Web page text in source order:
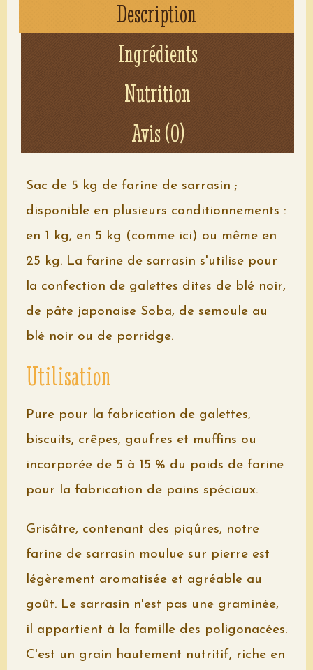
Voir le détail
Description
Ingrédients
Nutrition
Avis (0)
Sac de 5 kg de farine de sarrasin ;
disponible en plusieurs conditionnements :
en 1 kg, en 5 kg (comme ici) ou même en
25 kg. La farine de sarrasin s'utilise pour
la confection de galettes dites de blé noir,
de pâte japonaise Soba, de semoule au
blé noir ou de porridge.
Utilisation
Pure pour la fabrication de galettes,
biscuits, crêpes, gaufres et muffins ou
incorporée de 5 à 15 % du poids de farine
pour la fabrication de pains spéciaux.
Grisâtre, contenant des piqûres, notre
farine de sarrasin moulue sur pierre est
légèrement aromatisée et agréable au
goût. Le sarrasin n'est pas une graminée,
il appartient à la famille des poligonacées.
C'est un grain hautement nutritif, riche en